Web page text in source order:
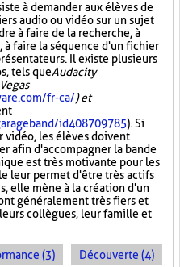
à demander aux élèves de
audio ou vidéo sur un sujet
à faire de la recherche, à
faire la séquence d'un fichier
Il existe plusieurs
tels queAudacity
fr-ca/) et
id408709785). Si
les élèves doivent
afin d'accompagner la bande
est très motivante pour les
leur permet d'être très actifs
elle mène à la création d'un
généralement très fiers et
collègues, leur famille et
(3) Découverte (4)